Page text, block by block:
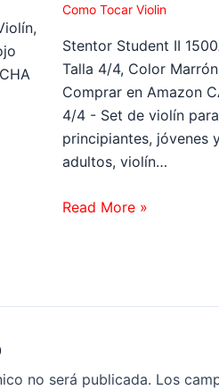
Como Tocar Violin
Stentor Student II
Talla 4/4, Color
Comprar en Amazon
4/4 - Set de violín para
principiantes, jóvenes
adultos, violín…
Read More »
no será publicada. Los